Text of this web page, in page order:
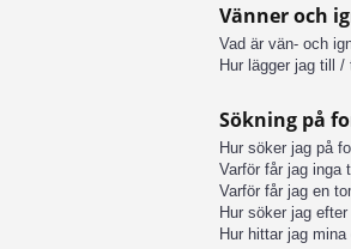
Vänner och
Vad är vän- och
Hur lägger jag till
Sökning på
Hur söker jag på
Varför får jag inga
Varför får jag en
Hur söker jag
Hur hittar jag